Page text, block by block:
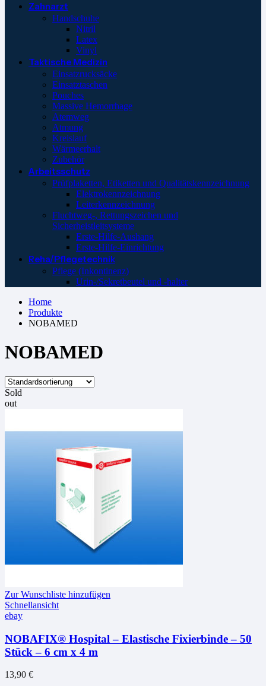
Zahnarzt
Handschuhe
Nitril
Latex
Vinyl
Taktische Medizin
Einsatzrucksäcke
Einsatztaschen
Pouches
Massive Hemorrhage
Atemweg
Atmung
Kreislauf
Wärmeerhalt
Zubehör
Arbeitsschutz
Prüfplaketten, Etiketten und Qualitätskennzeichnung
Elektrokennzeichnung
Leiterkennzeichnung
Fluchtweg-, Rettungszeichen und
Sicherheistleitsysteme
Erste-Hilfe-Aushang
Erste-Hilfe-Einrichtung
Reha/Pflegetechnik
Pflege (Inkontinenz)
Urin-/Sekretbeutel und -halter
Home
Produkte
NOBAMED
NOBAMED
Sold
out
Zur Wunschliste hinzufügen
Schnellansicht
ebay
NOBAFIX® Hospital – Elastische Fixierbinde – 50
Stück – 6 cm x 4 m
13,90 €